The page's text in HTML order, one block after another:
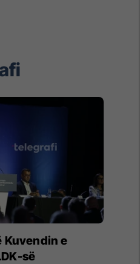
Kuvendin e
së